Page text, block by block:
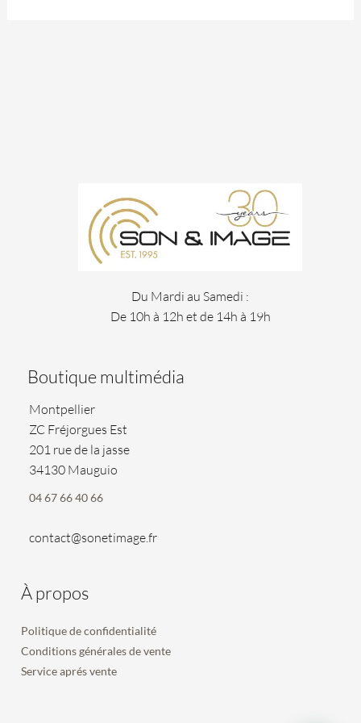
Du Mardi au Samedi :
De 10h à 12h et de 14h à 19h
Boutique multimédia
Montpellier
ZC Fréjorgues Est
201 rue de la jasse
34130 Mauguio
04 67 66 40 66
contact@sonetimage.fr
À propos
Politique de confidentialité
Conditions générales de vente
Service aprés vente